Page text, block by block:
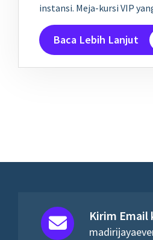
instansi. Meja-kursi VIP
Baca Lebih Lanjut
Kirim Email